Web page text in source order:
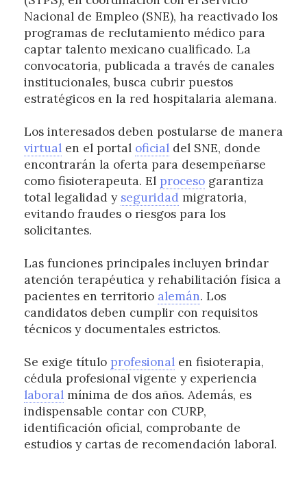
Nacional de Empleo (SNE), ha reactivado los
programas de reclutamiento médico para
captar talento mexicano cualificado. La
convocatoria, publicada a través de canales
institucionales, busca cubrir puestos
estratégicos en la red hospitalaria alemana.
Los interesados deben postularse de manera
virtualen el portal oficialdel SNE, donde
encontrarán la oferta para desempeñarse
como fisioterapeuta. El procesogarantiza
total legalidad y seguridad migratoria,
evitando fraudes o riesgos para los
solicitantes.
Las funciones principales incluyen brindar
atención terapéutica y rehabilitación física a
pacientes en territorio alemán. Los
candidatos deben cumplir con requisitos
técnicos y documentales estrictos.
Se exige título profesionalen fisioterapia,
cédula profesional vigente y experiencia
laboralmínima de dos años. Además, es
indispensable contar con CURP,
identificación oficial, comprobante de
estudios y cartas de recomendación laboral.